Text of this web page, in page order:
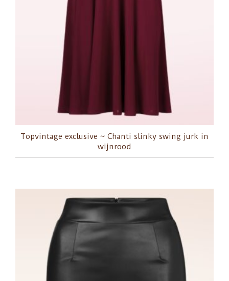
Topvintage exclusive ~ Chanti slinky swing jurk in
wijnrood